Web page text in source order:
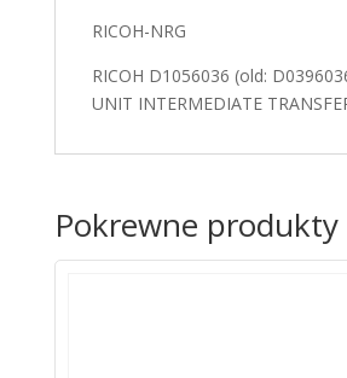
RICOH-NRG
RICOH D1056036 (old:
UNIT INTERMEDIATE
Pokrewne produkty